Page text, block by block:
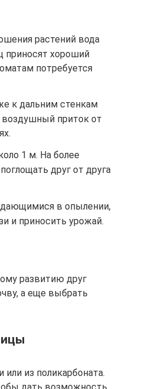
растений вода
приносят хороший
потребуется
к дальним стенкам
воздушный приток от
1 м. На более
друг от друга
в опылении,
и приносить урожай.
развитию друг
а еще выбрать
из поликарбоната.